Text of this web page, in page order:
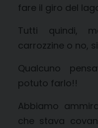
fare il giro del
Tutti quindi,
carrozzine o no,
Qualcuno
potuto farlo!!
Abbiamo
che stava